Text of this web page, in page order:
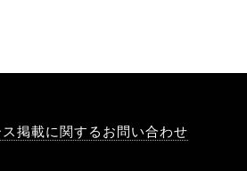
掲載に関するお問い合わせ